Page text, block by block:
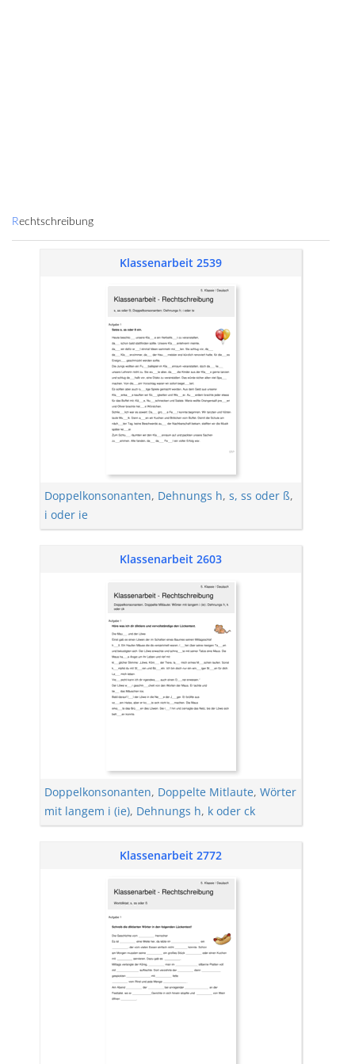
Rechtschreibung
Klassenarbeit 2539
Doppelkonsonanten, Dehnungs h, s, ss oder ß,
i oder ie
Klassenarbeit 2603
Doppelkonsonanten, Doppelte Mitlaute, Wörter
mit langem i (ie), Dehnungs h, k oder ck
Klassenarbeit 2772